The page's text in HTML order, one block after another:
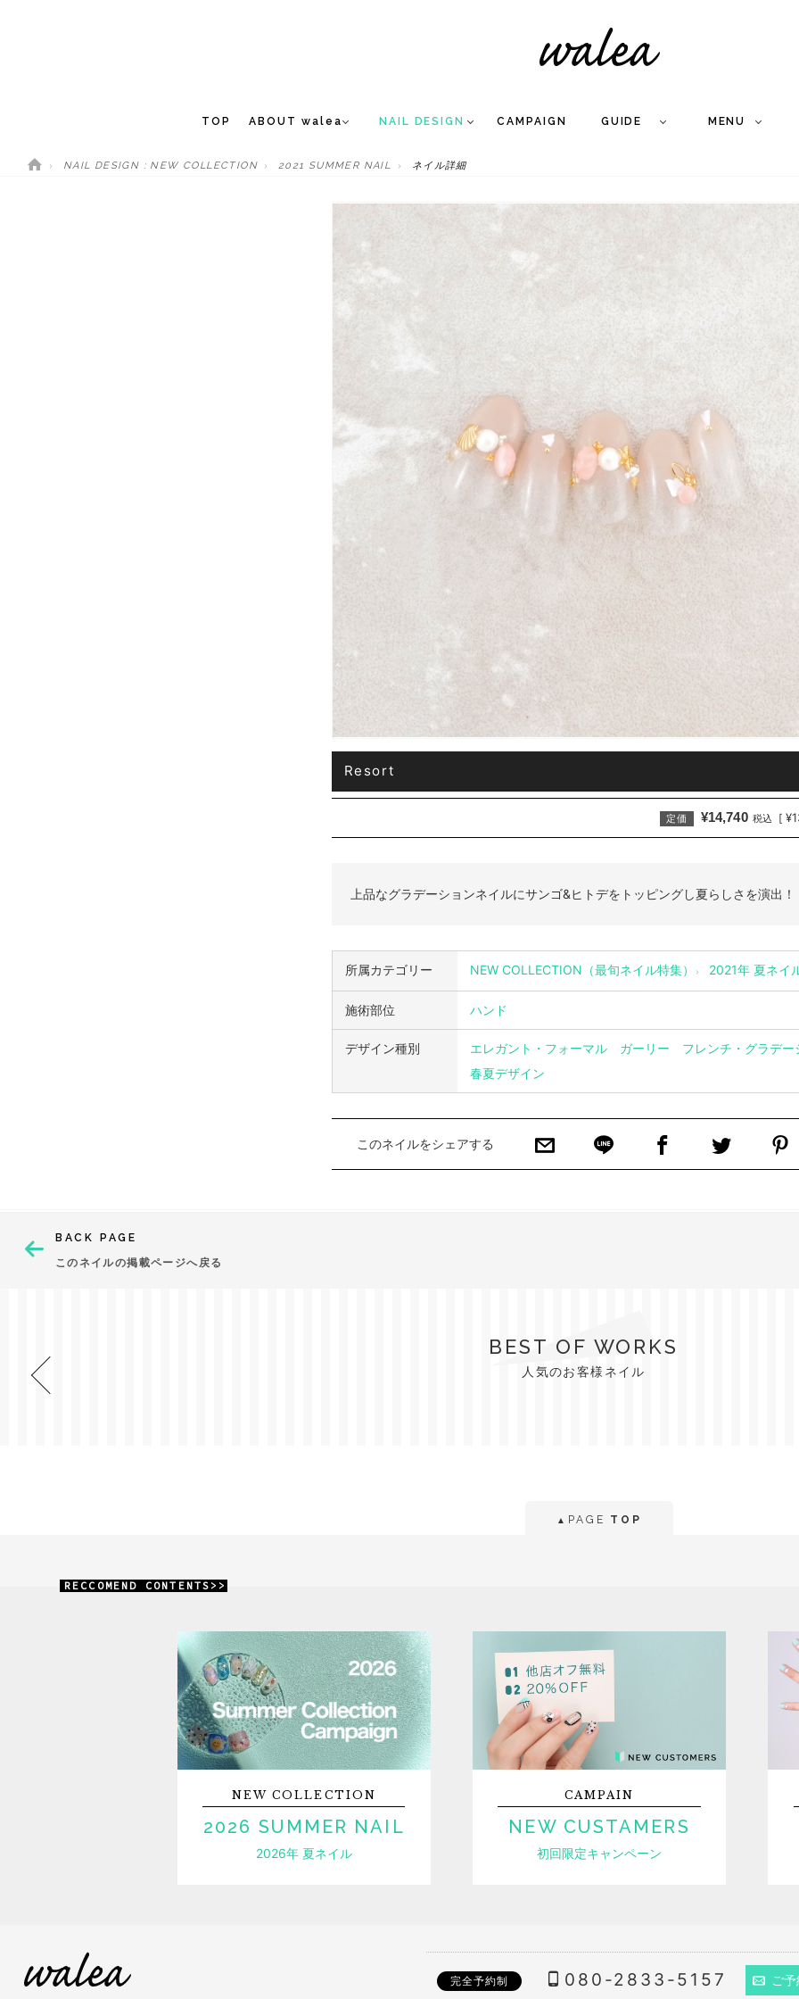
TOP ABOUT walea NAIL DESIGN
WORKS
CAMPAIGN GUIDE
Q
A
MENU
WEDDING NAIL
NAIL DESIGN : NEW COLLECTION 2021 SUMMER NAIL ネイル詳細
Resort
定価 ¥14,740 税込 [
上品なグラデーションネイルにサンゴ&ヒトデをトッピングし夏らしさを演出！
所属カテゴリー NEW COLLECTION（最旬ネイル特集） 2021年 夏ネイ
施術部位 ハンド
デザイン種別 エレガント・フォーマル ガーリー
フレンチ・グラデー
春夏デザイン
このネイルをシェアする
BACK PAGE
このネイルの掲載ページへ戻る
BEST OF WORKS
人気のお客様ネイル
▲ PAGE TOP
RECCOMEND CONTENTS>>
NEWCOLLECTION
2026 SUMMER NAIL
2026年 夏ネイル
CAMPAIN
NEW CUSTAMERS
初回限定キャンペーン
完全予約制 080-2833-5157 ご